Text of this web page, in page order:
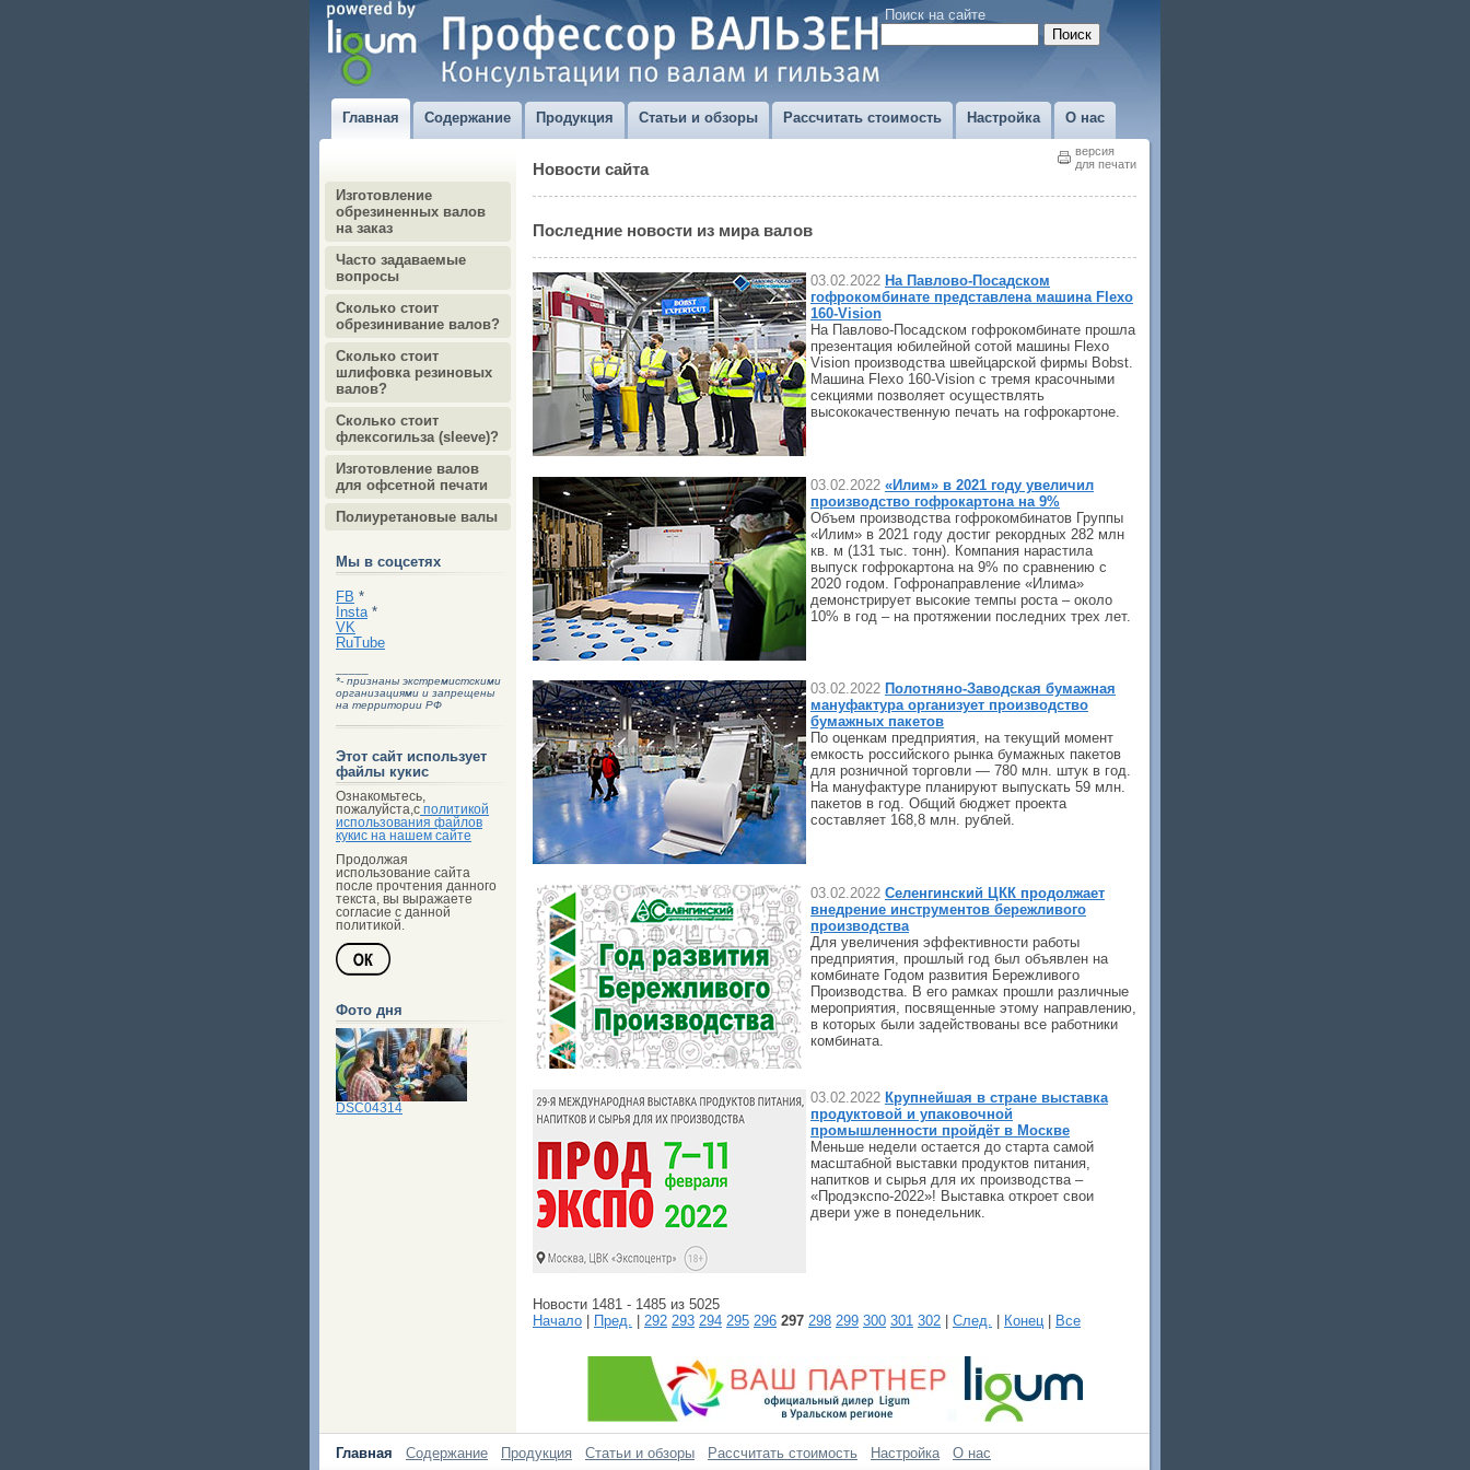
Поиск на сайте
Главная Содержание Продукция Статьи и обзоры Рассчитать стоимость Настройка О нас
Изготовление
обрезиненных валов
на заказ
Часто задаваемые
вопросы
Сколько стоит
обрезинивание валов?
Сколько стоит
шлифовка резиновых
валов?
Сколько стоит
флексогильза (sleeve)?
Изготовление валов
для офсетной печати
Полиуретановые валы
Мы в соцсетях
FB *
Insta *
VK
RuTube
*- признаны экстремистскими
организациями и запрещены
на территории РФ
Этот сайт использует
файлы кукис
Ознакомьтесь,
пожалуйста,с политикой
использования файлов
кукис на нашем сайте
Продолжая
использование сайта
после прочтения данного
текста, вы выражаете
согласие с данной
политикой.
Фото дня
DSC04314
версия
для печати
Новости сайта
Последние новости из мира валов
03.02.2022 На Павлово-Посадском
гофрокомбинате представлена машина Flexo
160-Vision
На Павлово-Посадском гофрокомбинате прошла
презентация юбилейной сотой машины Flexo
Vision производства швейцарской фирмы Bobst.
Машина Flexo 160-Vision с тремя красочными
секциями позволяет осуществлять
высококачественную печать на гофрокартоне.
03.02.2022 «Илим» в 2021 году увеличил
производство гофрокартона на 9%
Объем производства гофрокомбинатов Группы
«Илим» в 2021 году достиг рекордных 282 млн
кв. м (131 тыс. тонн). Компания нарастила
выпуск гофрокартона на 9% по сравнению с
2020 годом. Гофронаправление «Илима»
демонстрирует высокие темпы роста – около
10% в год – на протяжении последних трех лет.
03.02.2022 Полотняно-Заводская бумажная
мануфактура организует производство
бумажных пакетов
По оценкам предприятия, на текущий момент
емкость российского рынка бумажных пакетов
для розничной торговли — 780 млн. штук в год.
На мануфактуре планируют выпускать 59 млн.
пакетов в год. Общий бюджет проекта
составляет 168,8 млн. рублей.
03.02.2022 Селенгинский ЦКК продолжает
внедрение инструментов бережливого
производства
Для увеличения эффективности работы
предприятия, прошлый год был объявлен на
комбинате Годом развития Бережливого
Производства. В его рамках прошли различные
мероприятия, посвященные этому направлению,
в которых были задействованы все работники
комбината.
03.02.2022 Крупнейшая в стране выставка
продуктовой и упаковочной
промышленности пройдёт в Москве
Меньше недели остается до старта самой
масштабной выставки продуктов питания,
напитков и сырья для их производства –
«Продэкспо-2022»! Выставка откроет свои
двери уже в понедельник.
Новости 1481 - 1485 из 5025
Начало
Пред. 292 293 294 295 296 297 298 299 300 301 302 След. Конец Все
Главная Содержание Продукция Статьи и обзоры Рассчитать стоимость Настройка О нас